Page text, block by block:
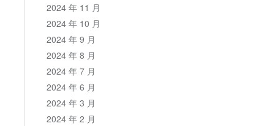
2024 年 11 月
2024 年 10 月
2024 年 9 月
2024 年 8 月
2024 年 7 月
2024 年 6 月
2024 年 3 月
2024 年 2 月